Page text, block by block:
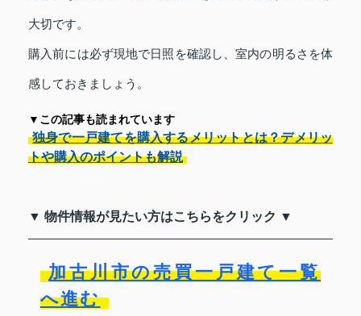
大切です。
購入前には必ず現地で日照を確認し、室内の明るさを体
感しておきましょう。
▼この記事も読まれています
独身で一戸建てを購入するメリットとは？デメリッ
トや購入のポイントも解説
▼ 物件情報が見たい方はこちらをクリック ▼
加古川市の売買一戸建て一覧
へ進む